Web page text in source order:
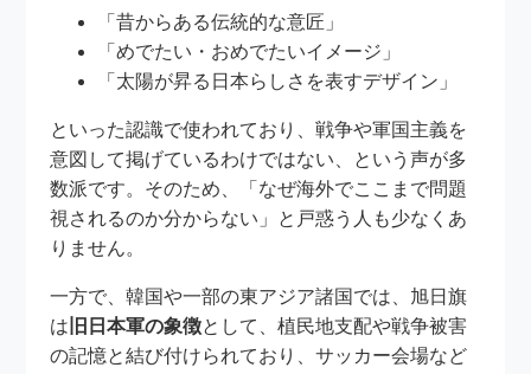
「昔からある伝統的な意匠」
「めでたい・おめでたいイメージ」
「太陽が昇る日本らしさを表すデザイン」
といった認識で使われており、戦争や軍国主義を
意図して掲げているわけではない、という声が多
数派です。そのため、「なぜ海外でここまで問題
視されるのか分からない」と戸惑う人も少なくあ
りません。
一方で、韓国や一部の東アジア諸国では、旭日旗
は 旧日本軍の象徴として、植民地支配や戦争被害
の記憶と結び付けられており、サッカー会場など